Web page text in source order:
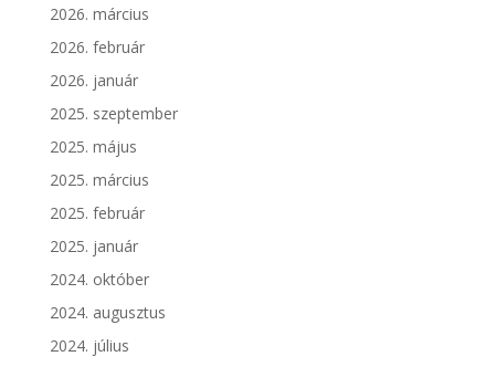
2026. március
2026. február
2026. január
2025. szeptember
2025. május
2025. március
2025. február
2025. január
2024. október
2024. augusztus
2024. július